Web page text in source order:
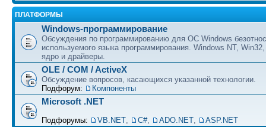
ПЛАТФОРМЫ
Windows-программирование
Обсуждения по программированию для ОС Windows
используемого языка программирования. Windows NT,
ядро и драйверы.
OLE / COM / ActiveX
Обсуждение вопросов, касающихся указанной технологии.
Подфорум:
Компоненты
Microsoft .NET
Подфорумы: VB.NET, C#, ADO.NET, ASP.NET